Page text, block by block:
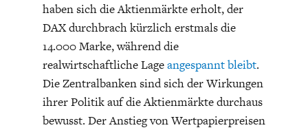
DIE POSITIONEN DER
WIRTSCHAFTSWEISEN
UNGLEICHHEIT
haben sich die Aktienmärkte erholt, der
DAX durchbrach kürzlich erstmals die
14.000 Marke, während die
realwirtschaftliche Lageangespannt bleibt.
Die Zentralbanken sind sich der Wirkungen
ihrer Politik auf die Aktienmärkte durchaus
bewusst. Der Anstieg von Wertpapierpreisen